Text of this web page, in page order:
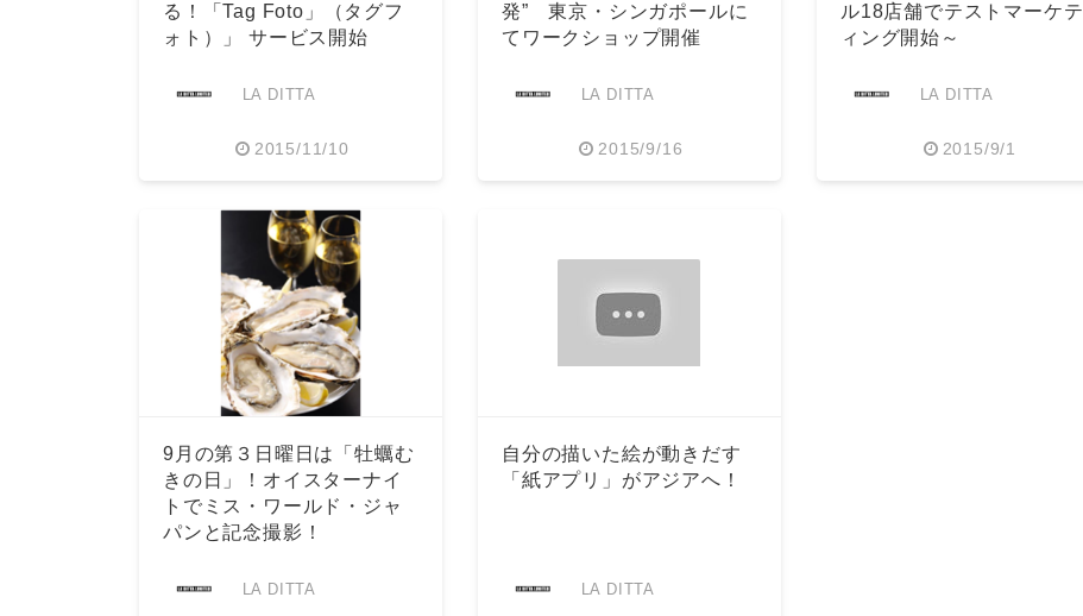
る！「Tag Foto」（タグフ
ォト）」 サービス開始
LA DITTA
2015/11/10
発” 東京・シンガポールに
てワークショップ開催
LA DITTA
2015/9/16
ル18店舗でテストマーケテ
ィング開始～
LA DITTA
2015/9/1
9月の第３日曜日は「牡蠣む
きの日」！オイスターナイ
トでミス・ワールド・ジャ
パンと記念撮影！
LA DITTA
自分の描いた絵が動きだす
「紙アプリ」がアジアへ！
LA DITTA